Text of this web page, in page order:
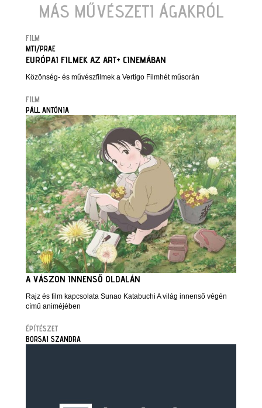
MÁS MŰVÉSZETI ÁGAKRÓL
FILM
MTI/PRAE
EURÓPAI FILMEK AZ ART+ CINEMÁBAN
Közönség- és művészfilmek a Vertigo Filmhét műsorán
FILM
PÁLL ANTÓNIA
A VÁSZON INNENSŐ OLDALÁN
Rajz és film kapcsolata Sunao Katabuchi A világ innenső végén
című animéjében
ÉPÍTÉSZET
BORSAI SZANDRA